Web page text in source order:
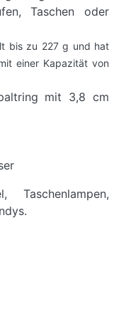
Taschen oder
bis zu 227 g und hat
einer Kapazität von
mit 3,8 cm